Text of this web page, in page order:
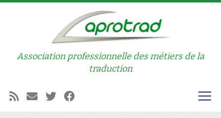
Association professionnelle des métiers de la
traduction